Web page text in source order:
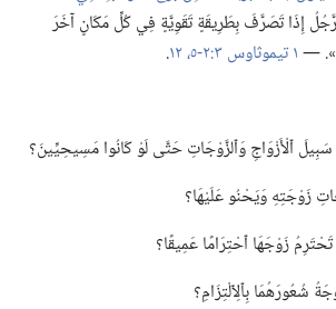
إِذَا تَصَرَّفَ بِطَرِيقَةٍ تَقَوِيَّةٍ فِي كُلِّ مَكَانٍ آخَرَ
—‏١ تيموثاوس ٣:‏٢-‏٥،‏
‏.‏
ٱلْأَزْوَاجِ وَٱلزَّوْجَاتِ حَتَّى لَوْ كَانُوا مَسِيحِيِّينَ؟‏
زَوْجَتِهِ وَيَحْنُو عَلَيْهَا؟‏
زَوْجَهَا ٱحْتِرَامًا عَمِيقًا؟‏
شُعُورَهُمَا بِٱلِٱلْتِزَامِ؟‏